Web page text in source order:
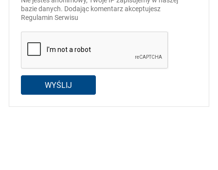
bazie danych. Dodając komentarz akceptujesz
Regulamin Serwisu
WYŚLIJ